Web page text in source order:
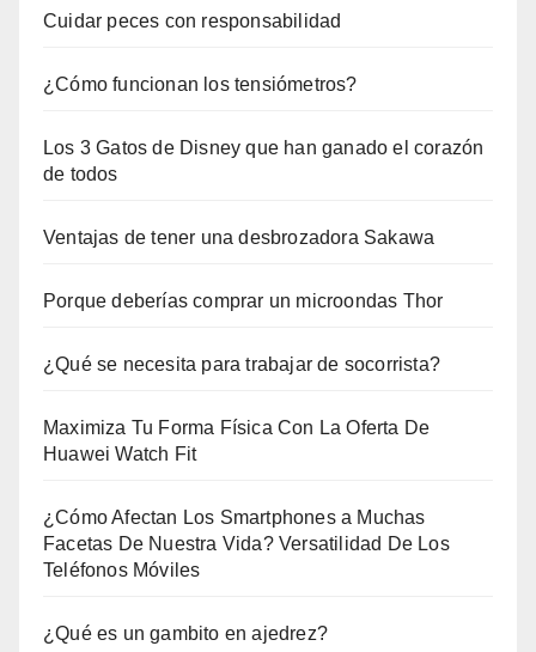
Cuidar peces con responsabilidad
¿Cómo funcionan los tensiómetros?
Los 3 Gatos de Disney que han ganado el corazón
de todos
Ventajas de tener una desbrozadora Sakawa
Porque deberías comprar un microondas Thor
¿Qué se necesita para trabajar de socorrista?
Maximiza Tu Forma Física Con La Oferta De
Huawei Watch Fit
¿Cómo Afectan Los Smartphones a Muchas
Facetas De Nuestra Vida? Versatilidad De Los
Teléfonos Móviles
¿Qué es un gambito en ajedrez?